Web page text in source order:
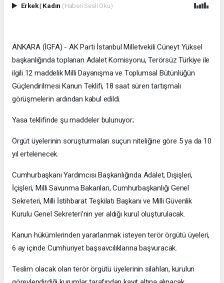
Erkek| Kadın (Haberi Sesli Oku)
ANKARA (İGFA) - AK Parti İstanbul Milletvekili Cüneyt Yüksel
başkanlığında toplanan Adalet Komisyonu, Terörsüz Türkiye ile
ilgili 12 maddelik Milli Dayanışma ve Toplumsal Bütünlüğün
Güçlendirilmesi Kanun Teklifi, 18 saat süren tartışmalı
görüşmelerin ardından kabul edildi.
Yasa teklifinde şu maddeler bulunuyor;
Örgüt üyelerinin soruşturmaları suçun niteliğine göre 5 ya da 10
yıl ertelenecek.
Cumhurbaşkanı Yardımcısı Başkanlığında Adalet, Dışişleri,
İçişleri, Milli Savunma Bakanları, Cumhurbaşkanlığı Genel
Sekreteri, Milli İstihbarat Teşkilatı Başkanı ve Milli Güvenlik
Kurulu Genel Sekreteri'nin yer aldığı kurul oluşturulacak.
Kanun hükümlerinden yararlanmak isteyen terör örgütü üyeleri,
6 ay içinde Cumhuriyet başsavcılıklarına başvuracak.
Teslim olacak olan terör örgütü üyelerinin silahları, kurulun